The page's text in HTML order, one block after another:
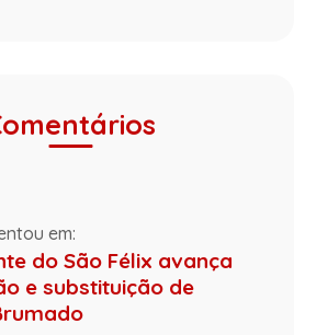
em:
do São Félix avança
e substituição de